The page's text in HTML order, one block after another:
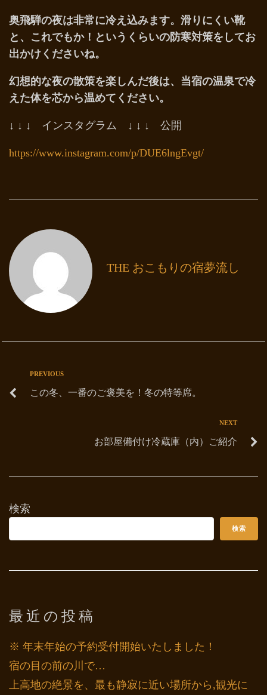
奥飛騨の夜は非常に冷え込みます。滑りにくい靴
と、これでもか！というくらいの防寒対策をしてお
出かけくださいね。
幻想的な夜の散策を楽しんだ後は、当宿の温泉で冷
えた体を芯から温めてください。
↓ ↓ ↓ インスタグラム ↓ ↓ ↓ 公開
https://www.instagram.com/p/DUE6lngEvgt/
THE おこもりの宿夢流し
PREVIOUS
この冬、一番のご褒美を！冬の特等席。
NEXT
お部屋備付け冷蔵庫（内）ご紹介
検索
検索
最近の投稿
※ 年末年始の予約受付開始いたしました！
宿の目の前の川で…
上高地の絶景を、最も静寂に近い場所から,観光に